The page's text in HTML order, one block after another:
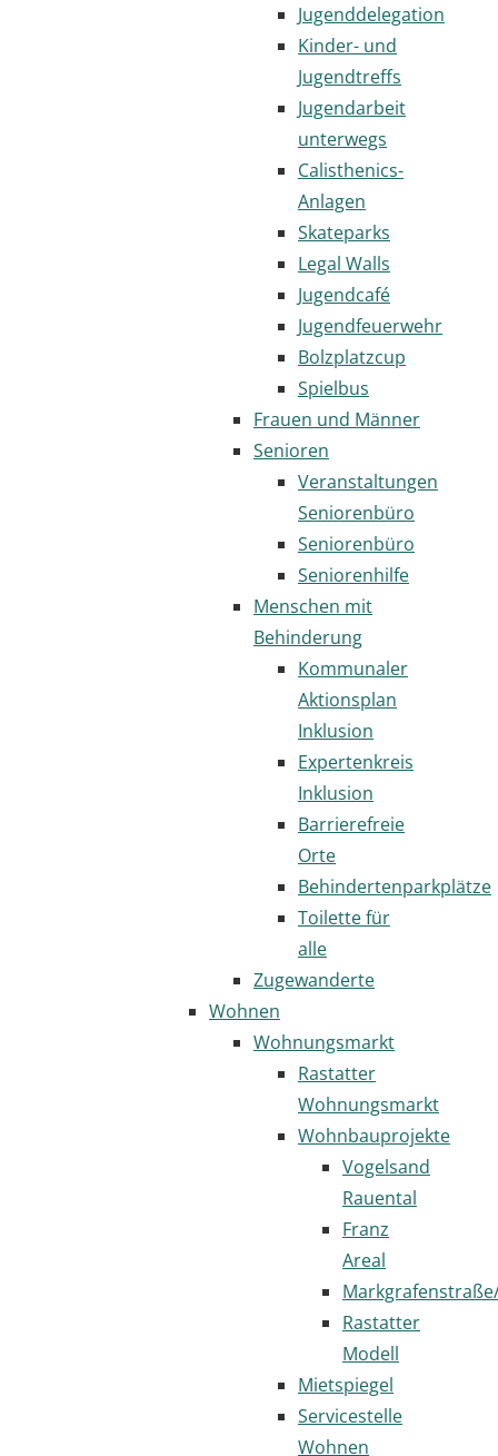
Jugenddelegation
Kinder- und
Jugendtreffs
Jugendarbeit
unterwegs
Calisthenics-
Anlagen
Skateparks
Legal Walls
Jugendcafé
Jugendfeuerwehr
Bolzplatzcup
Spielbus
Frauen und Männer
Senioren
Veranstaltungen
Seniorenbüro
Seniorenbüro
Seniorenhilfe
Menschen mit
Behinderung
Kommunaler
Aktionsplan
Inklusion
Expertenkreis
Inklusion
Barrierefreie
Orte
Behindertenparkplätze
Toilette für
alle
Zugewanderte
Wohnen
Wohnungsmarkt
Rastatter
Wohnungsmarkt
Wohnbauprojekte
Vogelsand
Rauental
Franz
Areal
Rastatter
Modell
Mietspiegel
Servicestelle
Wohnen